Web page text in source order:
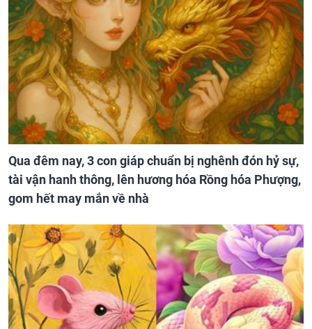
Qua đêm nay, 3 con giáp chuẩn bị nghênh đón hỷ sự,
tài vận hanh thông, lên hương hóa Rồng hóa Phượng,
gom hết may mắn về nhà